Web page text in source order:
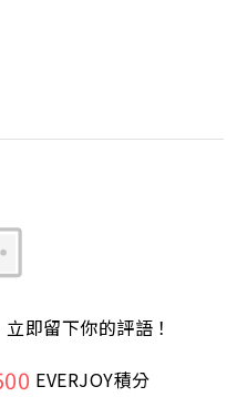
即留下你的評語！
EVERJOY積分